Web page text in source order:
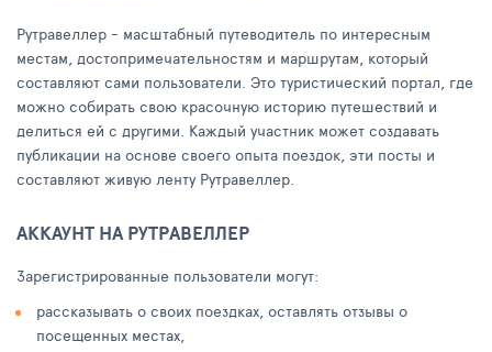
Рутравеллер - масштабный путеводитель по интересным
местам, достопримечательностям и маршрутам, который
составляют сами пользователи. Это туристический портал, где
можно собирать свою красочную историю путешествий и
делиться ей с другими. Каждый участник может создавать
публикации на основе своего опыта поездок, эти посты и
составляют живую ленту Рутравеллер.
АККАУНТ НА РУТРАВЕЛЛЕР
Зарегистрированные пользователи могут:
рассказывать о своих поездках, оставлять отзывы о
посещенных местах,